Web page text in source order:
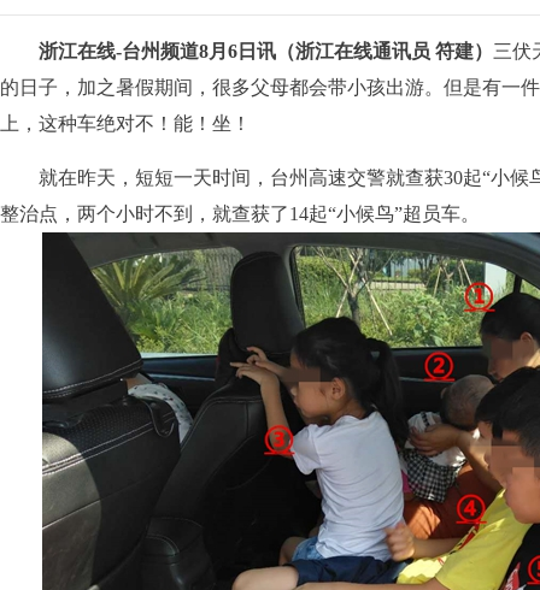
浙江在线-台州频道8月6日讯（浙江在线通讯员 符建） 三伏
的日子，加之暑假期间，很多父母都会带小孩出游。但是有一
上，这种车绝对不！能！坐！
就在昨天，短短一天时间，台州高速交警就查获30起“小候
整治点，两个小时不到，就查获了14起“小候鸟”超员车。